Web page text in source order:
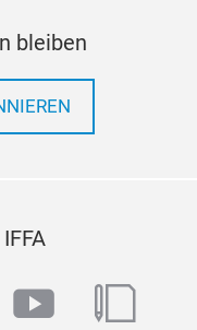
bleiben
youtube
blog